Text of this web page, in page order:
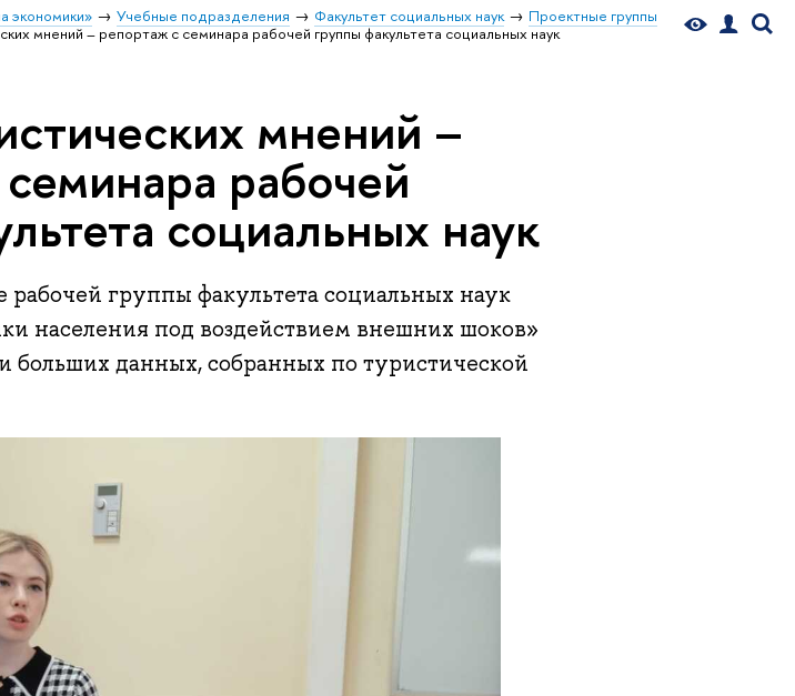
экономики» Учебные подразделения Факультет социальных наук
Проектные группы
мнений – репортаж с семинара рабочей группы факультета социальных наук
мнений –
рабочей
социальных наук
группы факультета социальных наук
населения под воздействием внешних шоков»
больших данных, собранных по туристической